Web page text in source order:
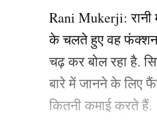
Rani Mukerji: रानी
के चलते हुए वह फंक्शन
चढ़ कर बोल रहा है.
बारे में जानने के लिए
कितनी कमाई करते हैं.